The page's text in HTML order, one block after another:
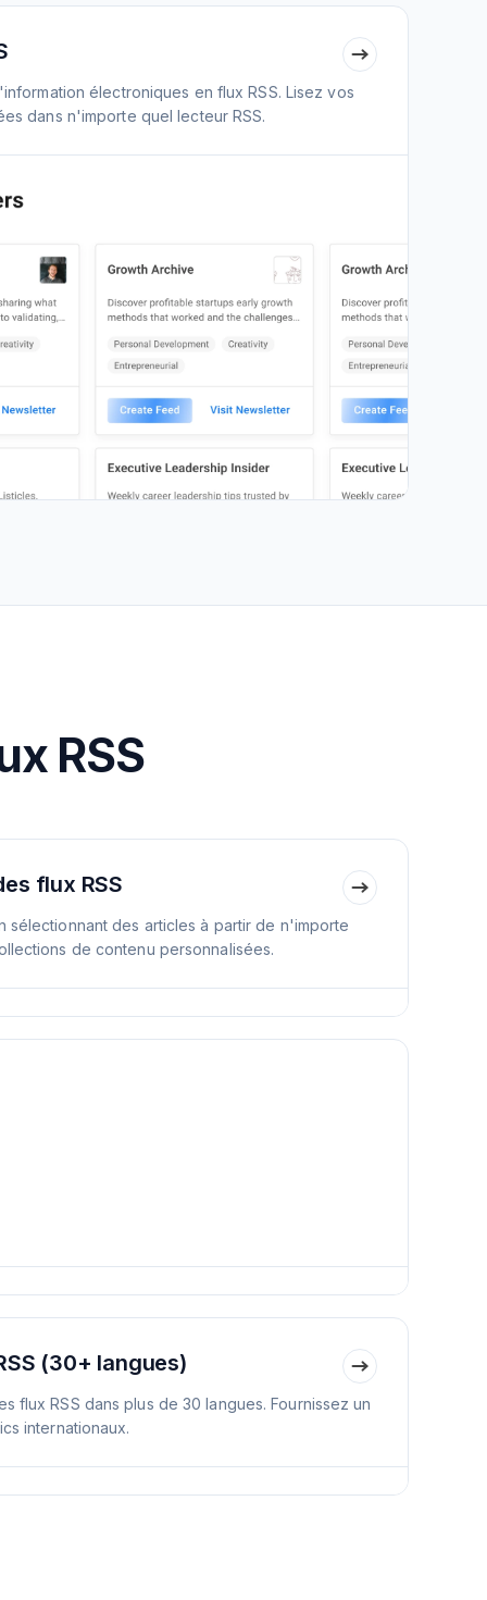
électroniques en flux RSS. Lisez vos
dans n'importe quel lecteur RSS.
RSS
flux RSS
sélectionnant des articles à partir de n'importe
de contenu personnalisées.
(30+ langues)
flux RSS dans plus de 30 langues. Fournissez un
internationaux.